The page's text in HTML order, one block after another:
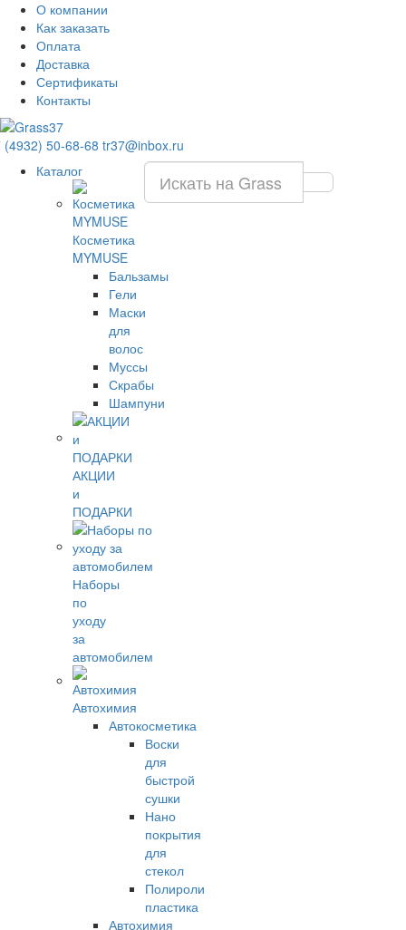
О компании
Как заказать
Оплата
Доставка
Сертификаты
Контакты
(4932) 50-68-68 tr37@inbox.ru
Каталог
Косметика
MYMUSE
Бальзамы
Гели
Маски
для
волос
Муссы
Скрабы
Шампуни
АКЦИИ
и
ПОДАРКИ
Наборы
по
уходу
за
автомобилем
Автохимия
Автокосметика
Воски
для
быстрой
сушки
Нано
покрытия
для
стекол
Полироли
пластика
Автохимия